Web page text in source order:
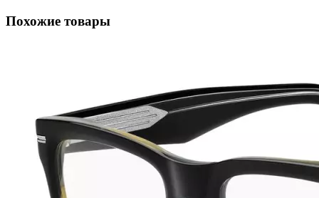
Похожие товары